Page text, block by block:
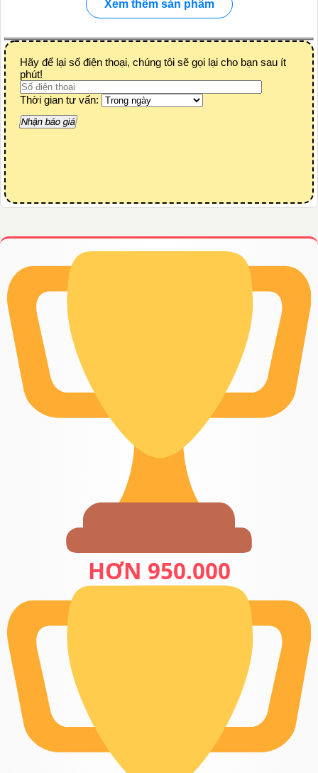
Xem thêm sản phẩm
Hãy để lại số điện thoại, chúng tôi sẽ gọi lại cho bạn sau ít
phút!
Thời gian tư vấn:
HƠN 950.000